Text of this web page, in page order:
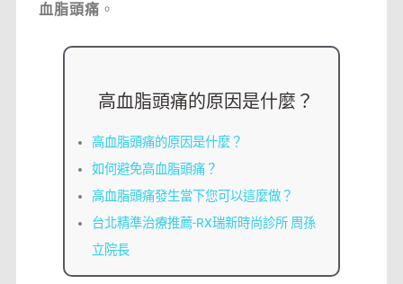
血脂頭痛 。
高血脂頭痛的原因是什麼？
高血脂頭痛的原因是什麼？
如何避免高血脂頭痛？
高血脂頭痛發生當下您可以這麼做？
台北精準治療推薦-RX瑞新時尚診所 周孫
立院長